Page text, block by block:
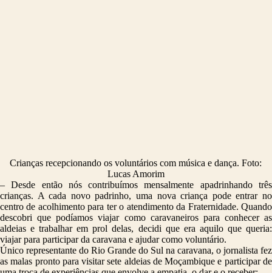
Crianças recepcionando os voluntários com música e dança. Foto:
Lucas Amorim
– Desde então nós contribuímos mensalmente apadrinhando três
crianças. A cada novo padrinho, uma nova criança pode entrar no
centro de acolhimento para ter o atendimento da Fraternidade. Quando
descobri que podíamos viajar como caravaneiros para conhecer as
aldeias e trabalhar em prol delas, decidi que era aquilo que queria:
viajar para participar da caravana e ajudar como voluntário.
Único representante do Rio Grande do Sul na caravana, o jornalista fez
as malas pronto para visitar sete aldeias de Moçambique e participar de